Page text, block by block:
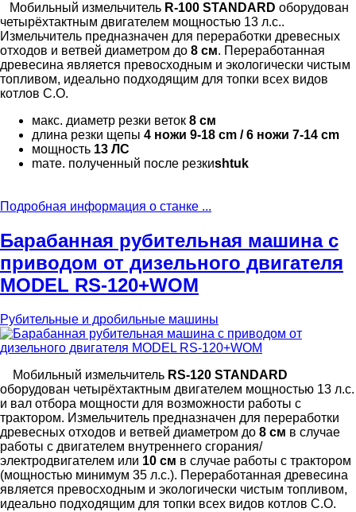
Мобильный измельчитель R-100 STANDARD оборудован
четырёхтактным двигателем мощностью 13 л.с..
Измельчитель предназначен для переработки древесных
отходов и ветвей диаметром до 8 см. Переработанная
древесина является превосходным и экологически чистым
топливом, идеально подходящим для топки всех видов
котлов С.О.
макс. диаметр резки веток 8 см
длина резки щепы 4 ножи 9-18 cm / 6 ножи 7-14 cm
мощность 13 ЛС
mате. полученный после резкиshtuk
Подробная информация о станке ...
Барабанная рубительная машина с
приводом от дизельного двигателя
MODEL RS-120+WOM
Рубительные и дробильные машины
Мобильный измельчитель RS-120 STANDARD
оборудован четырёхтактным двигателем мощностью 13 л.с.
и вал отбора мощности для возможности работы с
трактором. Измельчитель предназначен для переработки
древесных отходов и ветвей диаметром до 8 см в случае
работы с двигателем внутреннего сгорания/
электродвигателем или 10 см в случае работы с трактором
(мощностью минимум 35 л.с.). Переработанная древесина
является превосходным и экологически чистым топливом,
идеально подходящим для топки всех видов котлов С.О.